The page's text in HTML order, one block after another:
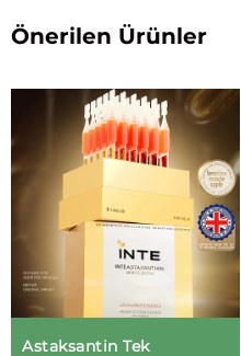
Önerilen Ürünler
Astaksantin Tek